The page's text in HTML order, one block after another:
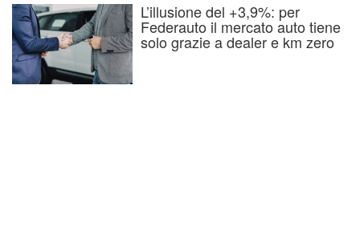
L’illusione del +3,9%: per
Federauto il mercato auto tiene
solo grazie a dealer e km zero